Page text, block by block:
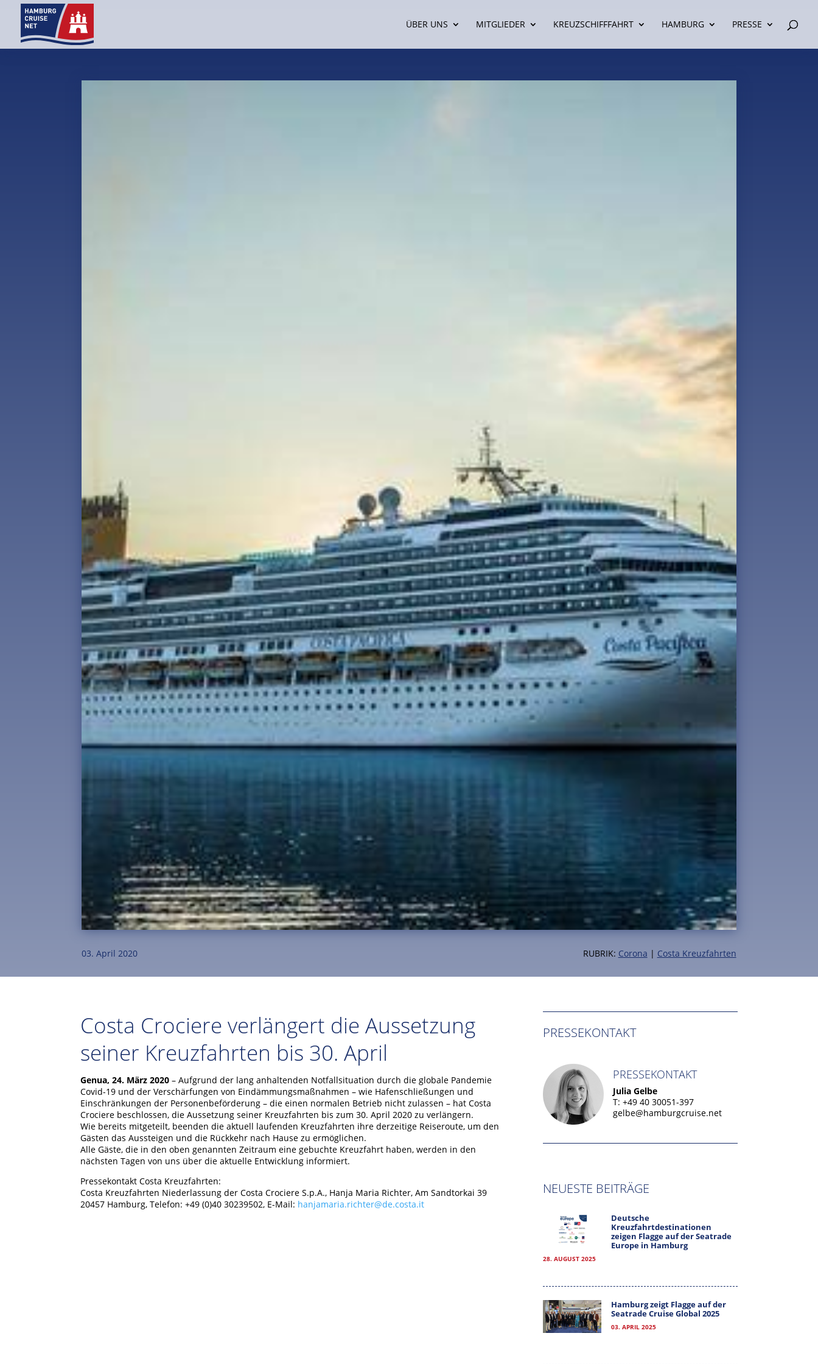
ÜBER UNS MITGLIEDER KREUZSCHIFFFAHRT HAMBURG PRESSE
03. April 2020 RUBRIK: Corona | Costa Kreuzfahrten
Costa Crociere verlängert die Aussetzung
seiner Kreuzfahrten bis 30. April
Genua, 24. März 2020 – Aufgrund der lang anhaltenden Notfallsituation durch die globale Pandemie
Covid-19 und der Verschärfungen von Eindämmungsmaßnahmen – wie Hafenschließungen und
Einschränkungen der Personenbeförderung – die einen normalen Betrieb nicht zulassen – hat Costa
Crociere beschlossen, die Aussetzung seiner Kreuzfahrten bis zum 30. April 2020 zu verlängern.
Wie bereits mitgeteilt, beenden die aktuell laufenden Kreuzfahrten ihre derzeitige Reiseroute, um den
Gästen das Aussteigen und die Rückkehr nach Hause zu ermöglichen.
Alle Gäste, die in den oben genannten Zeitraum eine gebuchte Kreuzfahrt haben, werden in den
nächsten Tagen von uns über die aktuelle Entwicklung informiert.
Pressekontakt Costa Kreuzfahrten:
Costa Kreuzfahrten Niederlassung der Costa Crociere S.p.A., Hanja Maria Richter, Am Sandtorkai 39
20457 Hamburg, Telefon: +49 (0)40 30239502, E-Mail: hanjamaria.richter@de.costa.it
PRESSEKONTAKT
PRESSEKONTAKT
Julia Gelbe
T: +49 40 30051-397
gelbe@hamburgcruise.net
NEUESTE BEITRÄGE
Deutsche
Kreuzfahrtdestinationen
zeigen Flagge auf der Seatrade
Europe in Hamburg
28. AUGUST 2025
Hamburg zeigt Flagge auf der
Seatrade Cruise Global 2025
03. APRIL 2025